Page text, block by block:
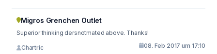
Migros Grenchen Outlet
Superior thinking dersnotmated above. Thanks!
Chartric 08. Feb 2017 um 17:10